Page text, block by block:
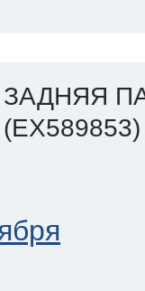
ЗАДНЯЯ
(EX589853)